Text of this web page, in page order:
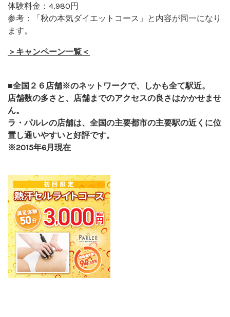
体験料金：4,980円
参考：「秋の本気ダイエットコース」と内容が同一になり
ます。
＞キャンペーン一覧＜
■全国２６店舗※のネットワークで、しかも全て駅近。
店舗数の多さと、店舗までのアクセスの良さはかかせませ
ん。
ラ・パルレの店舗は、全国の主要都市の主要駅の近くに位
置し通いやすいと好評です。
※2015年6月現在